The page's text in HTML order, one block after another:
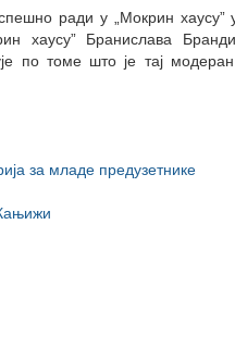
ради у „Мокрин
хаусу” Бранислава
по томе што је тај
за младе предузетнике